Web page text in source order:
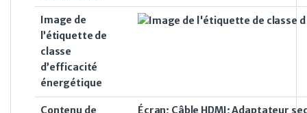
Image de
l’étiquette de
classe
d’efficacité
énergétique
Contenu de
Écran; Câble HDMI; Adaptateur